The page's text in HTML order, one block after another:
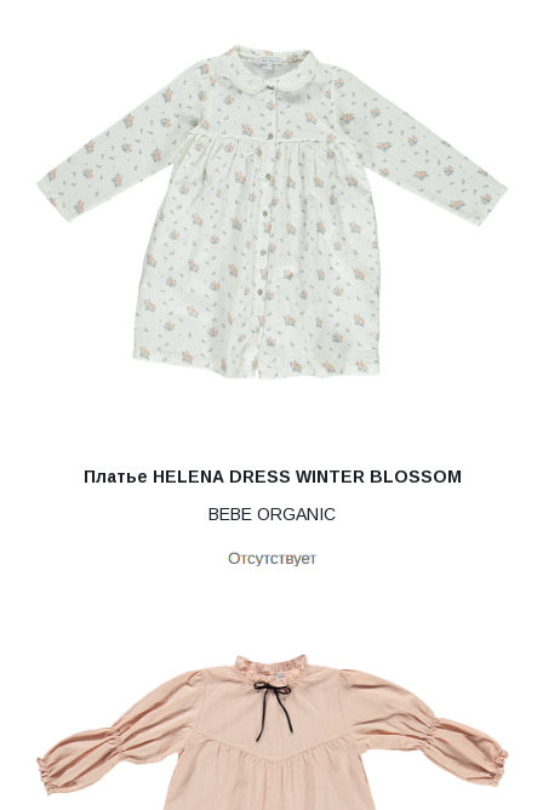
Платье HELENA DRESS WINTER BLOSSOM
BEBE ORGANIC